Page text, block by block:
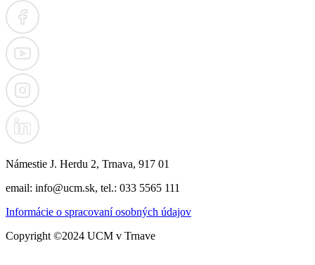
Námestie J. Herdu 2, Trnava, 917 01
email: info@ucm.sk, tel.: 033 5565 111
Informácie o spracovaní osobných údajov
Copyright ©2024 UCM v Trnave